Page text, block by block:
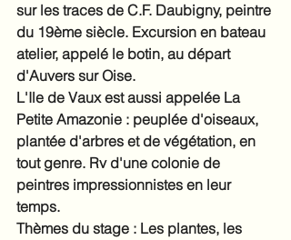
sur les traces de C.F. Daubigny, peintre
du 19ème siècle. Excursion en bateau
atelier, appelé le botin, au départ
d'Auvers sur Oise.
L'Ile de Vaux est aussi appelée La
Petite Amazonie : peuplée d'oiseaux,
plantée d'arbres et de végétation, en
tout genre. Rv d'une colonie de
peintres impressionnistes en leur
temps.
Thèmes du stage : Les plantes, les